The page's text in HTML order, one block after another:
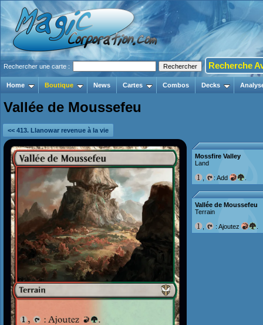
Rechercher une carte : Recherche
Home Boutique News Cartes Combos Decks
Vallée de Moussefeu
<< 413. Llanowar revenue à la vie
Mossfire Valley
Land
: Add
Vallée de Moussefeu
Terrain
: Ajoutez